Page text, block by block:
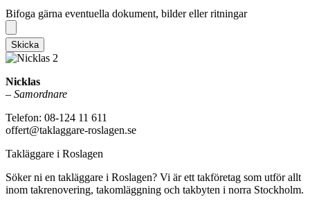
Bifoga gärna eventuella dokument, bilder eller ritningar
Skicka
Nicklas
– Samordnare
Telefon: 08-124 11 611
offert@taklaggare-roslagen.se
Takläggare i Roslagen
Söker ni en takläggare i Roslagen? Vi är ett takföretag som utför allt
inom takrenovering, takomläggning och takbyten i norra Stockholm.